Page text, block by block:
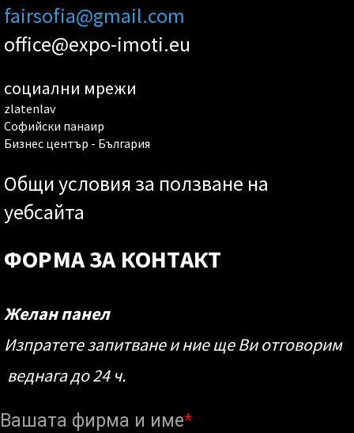
fairsofia@gmail.com
office@expo-imoti.eu
социални мрежи
zlatenlav
Софийски панаир
Бизнес център - България
Общи условия за ползване на
уебсайта
ФОРМА ЗА КОНТАКТ
Желан панел
Изпратете запитване и ние ще Ви отговорим
веднага до 24 ч.
Вашата фирма и име*